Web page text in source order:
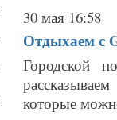
30 мая 16:58
Отдыхаем с
Городской
которые